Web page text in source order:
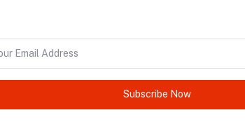
Subscribe Now